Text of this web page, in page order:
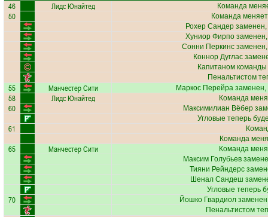
46 Лидс Юнайтед Команда
50
Команда
Рохер Сандерзаменен,
Хуниор Фирпо
Сонни Перкинс
Коннор Дуглас
Капитаном
Пенальтистом
55 Манчестер Сити Маркос Перейразаменен,
58 Лидс Юнайтед Команда
60 Максимилиан Вёбер
Угловые теперь
61
Команда
65 Манчестер Сити
Команда
Максим Голубьев
Тияни Рейндерс
Шенал Сандеш
Угловые теперь
70 Йошко Гвардиол
Пенальтистом